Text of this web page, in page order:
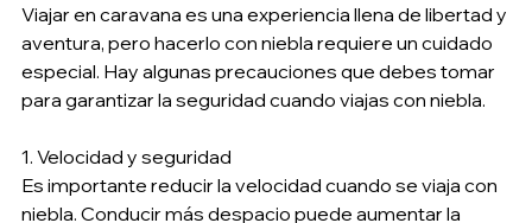
Viajar en caravana es una experiencia llena de libertad y
aventura, pero hacerlo con niebla requiere un cuidado
especial. Hay algunas precauciones que debes tomar
para garantizar la seguridad cuando viajas con niebla.
1. Velocidad y seguridad
Es importante reducir la velocidad cuando se viaja con
niebla. Conducir más despacio puede aumentar la